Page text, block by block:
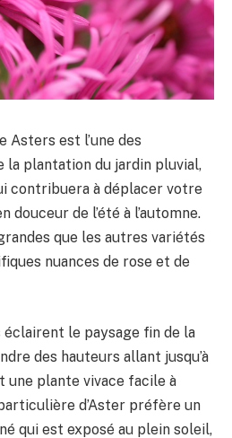
est l’une des
la plantation du jardin pluvial,
contribuera à déplacer votre
douceur de l’été à l’automne.
que les autres variétés
nuances de rose et de
le paysage fin de la
des hauteurs allant jusqu’à
une plante vivace facile à
d’Aster préfère un
qui est exposé au plein soleil,